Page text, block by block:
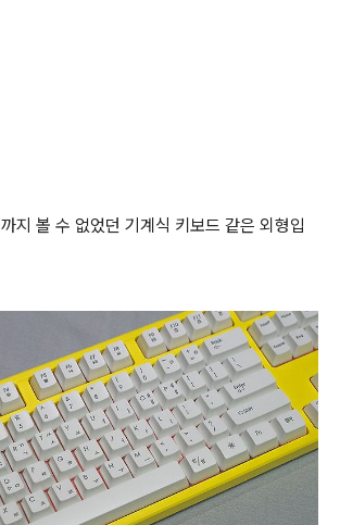
지 볼 수 없었던 기계식 키보드 같은 외형입